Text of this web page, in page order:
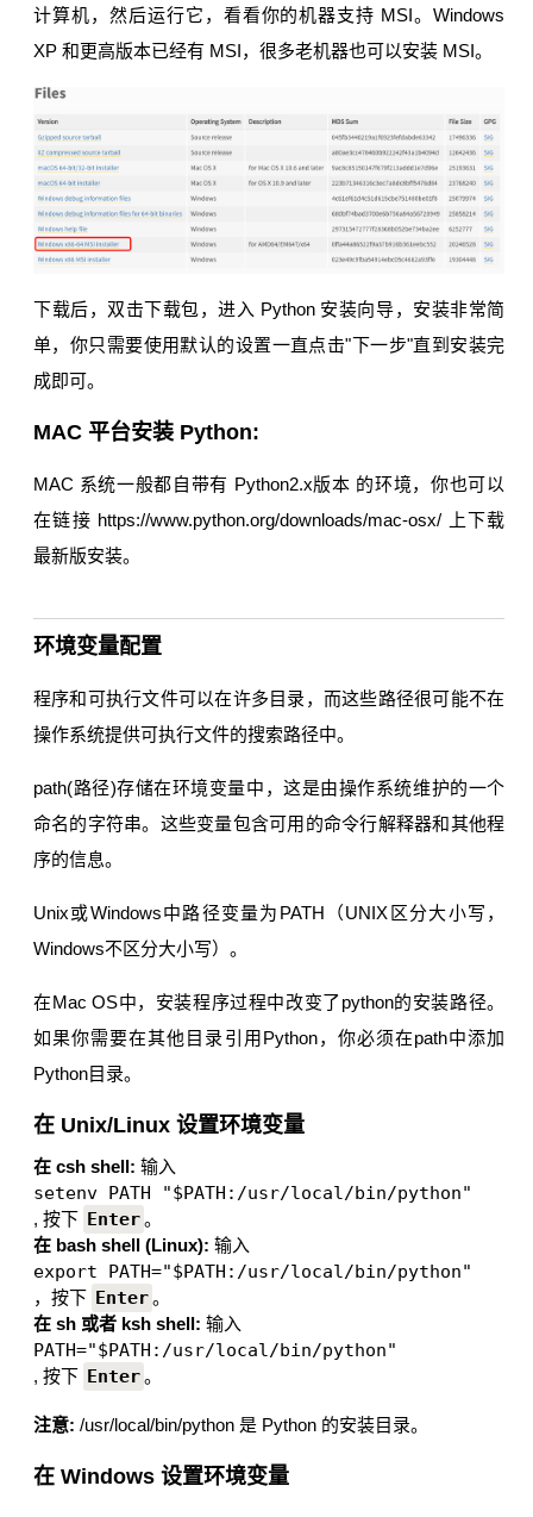
计算机，然后运行它，看看你的机器支持 MSI。Windows
XP 和更高版本已经有 MSI，很多老机器也可以安装 MSI。
下载后，双击下载包，进入 Python 安装向导，安装非常简
单，你只需要使用默认的设置一直点击"下一步"直到安装完
成即可。
MAC 平台安装 Python:
MAC 系统一般都自带有 Python2.x版本 的环境，你也可以
在链接 https://www.python.org/downloads/mac-osx/ 上下载
最新版安装。
环境变量配置
程序和可执行文件可以在许多目录，而这些路径很可能不在
操作系统提供可执行文件的搜索路径中。
path(路径)存储在环境变量中，这是由操作系统维护的一个
命名的字符串。这些变量包含可用的命令行解释器和其他程
序的信息。
Unix或Windows中路径变量为PATH（UNIX区分大小写，
Windows不区分大小写）。
在Mac OS中，安装程序过程中改变了python的安装路径。
如果你需要在其他目录引用Python，你必须在path中添加
Python目录。
在 Unix/Linux 设置环境变量
在 csh shell: 输入
setenv PATH "$PATH:/usr/local/bin/python"
, 按下 Enter。
在 bash shell (Linux): 输入
export PATH="$PATH:/usr/local/bin/python"
，按下 Enter。
在 sh 或者 ksh shell: 输入
PATH="$PATH:/usr/local/bin/python"
, 按下 Enter。
注意: /usr/local/bin/python 是 Python 的安装目录。
在 Windows 设置环境变量